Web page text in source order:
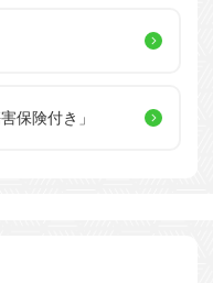
保険付き」